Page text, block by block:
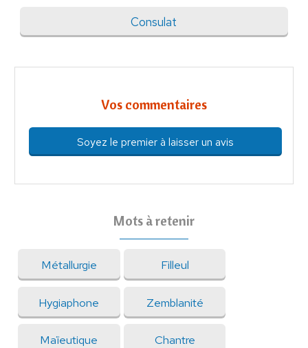
Consulat
Vos commentaires
Soyez le premier à laisser un avis
Mots à retenir
Métallurgie Filleul
Hygiaphone Zemblanité
Maïeutique Chantre